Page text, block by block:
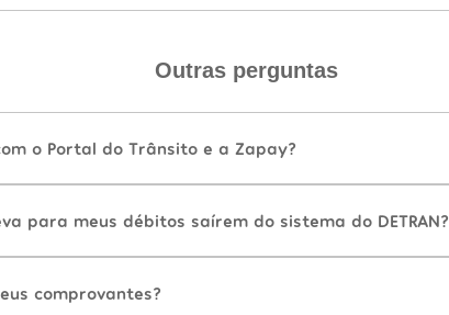
Outras perguntas
o Portal do Trânsito e a Zapay?
para meus débitos saírem do sistema do DETRAN?
comprovantes?